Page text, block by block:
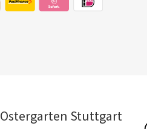
Ostergarten Stuttgart